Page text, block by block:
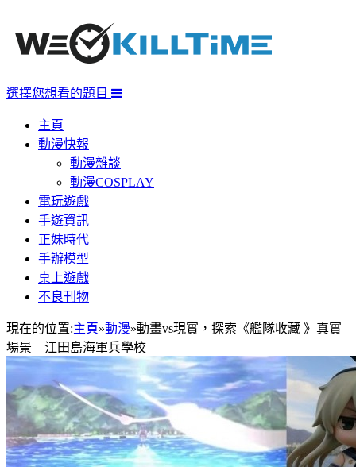
選擇您想看的題目
主頁
動漫快報
動漫雜談
動漫COSPLAY
電玩遊戲
手遊資訊
正妹時代
手辦模型
桌上遊戲
不良刊物
現在的位置:主頁»動漫»動畫vs現實，探索《艦隊收藏 》真實
場景—江田島海軍兵學校